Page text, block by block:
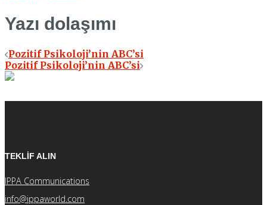
Yazı dolaşımı
Pozitif Psikoloji’nin ABC’si
Pozitif Psikoloji’nin ABC’si
TEKLİF ALIN
IPPA Communications
info@ippaworld.com